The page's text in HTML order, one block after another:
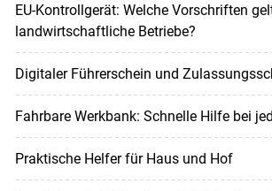
EU-Kontrollgerät: Welche Vorschriften
landwirtschaftliche Betriebe?
Digitaler Führerschein und
Fahrbare Werkbank: Schnelle Hilfe bei
Praktische Helfer für Haus und Hof